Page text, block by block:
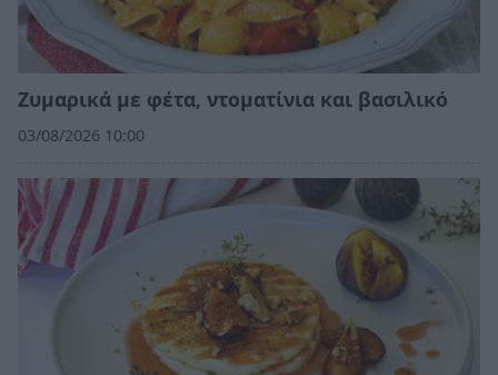
Ζυμαρικά με φέτα, ντοματίνια και βασιλικό
03/08/2026 10:00